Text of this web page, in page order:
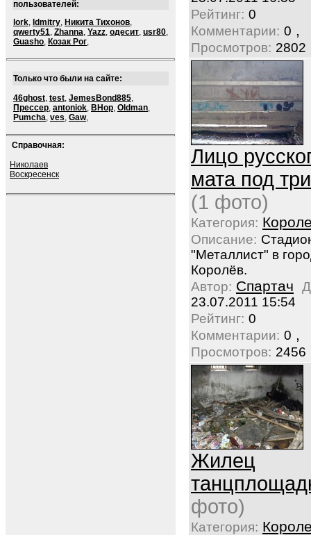
пользователей:
lork, ldmitry, Никита Тихонов,
qwerty51, Zhanna, Yazz, одесит, usr80,
Guasho, Козак Рог,
Только что были на сайте:
46ghost, test, JemesBond885,
Прессер, antoniok, BHop, Oldman,
Pumcha, ves, Gaw,
Справочная:
Николаев
Воскресенск
Рейтинг: 0
Комментарии: 0 ,
Просмотров: 2802
Лицо
мата под
(1 фото)
Категория:
Описание:
"Металлист" в
Королёв.
Автор: Спартач
23.07.2011 15:54
Рейтинг: 0
Комментарии: 0 ,
Просмотров: 2456
Жилец
фото)
Категория: